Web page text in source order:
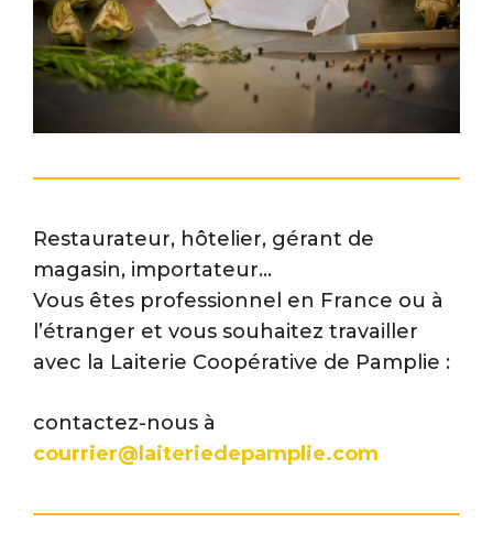
Restaurateur, hôtelier, gérant de
magasin, importateur…
Vous êtes professionnel en France ou à
l’étranger et vous souhaitez travailler
avec la Laiterie Coopérative de Pamplie :
contactez-nous à
courrier@laiteriedepamplie.com